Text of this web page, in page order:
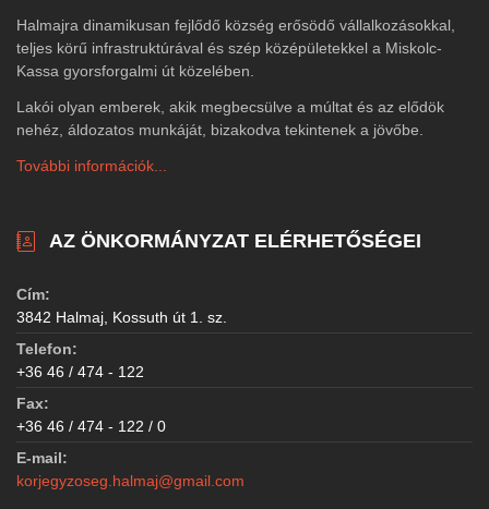
Halmajra dinamikusan fejlődő község erősödő vállalkozásokkal,
teljes körű infrastruktúrával és szép középületekkel a Miskolc-
Kassa gyorsforgalmi út közelében.
Lakói olyan emberek, akik megbecsülve a múltat és az elődök
nehéz, áldozatos munkáját, bizakodva tekintenek a jövőbe.
További információk...
AZ ÖNKORMÁNYZAT ELÉRHETŐSÉGEI
Cím:
3842 Halmaj, Kossuth út 1. sz.
Telefon:
+36 46 / 474 - 122
Fax:
+36 46 / 474 - 122 / 0
E-mail:
korjegyzoseg.halmaj@gmail.com